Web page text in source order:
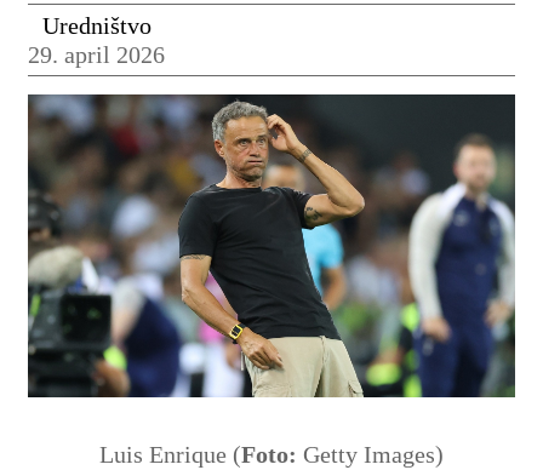
Uredništvo
29. april 2026
Luis Enrique (Foto: Getty Images)